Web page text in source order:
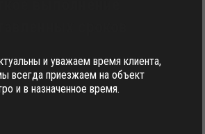
и уважаем время клиента,
всегда приезжаем на объект
и в назначенное время.